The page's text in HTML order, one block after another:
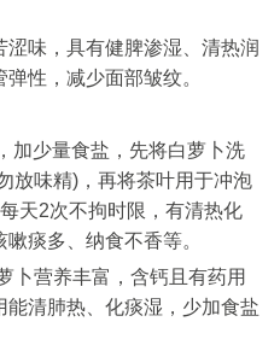
味，具有健脾渗湿、清热润
性，减少面部皱纹。
加少量食盐，先将白萝卜洗
放味精)，再将茶叶用于冲泡
天2次不拘时限，有清热化
痰多、纳食不香等。
卜营养丰富，含钙且有药用
清肺热、化痰湿，少加食盐